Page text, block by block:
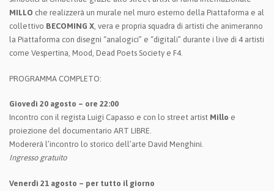
MILLO che realizzerà un murale nel muro esterno della Piattaforma e al
collettivo BECOMING X, vera e propria squadra di artisti che animeranno
la Piattaforma con disegni “analogici” e “digitali” durante i live di 4 artisti
come Vespertina, Mood, Dead Poets Society e F4.
PROGRAMMA COMPLETO:
Giovedì 20 agosto – ore 22:00
Incontro con il regista Luigi Capasso e con lo street artist Millo e
proiezione del documentario ART LIBRE.
Modererà l’incontro lo storico dell’arte David Menghini.
Ingresso gratuito
Venerdì 21 agosto – per tutto il giorno